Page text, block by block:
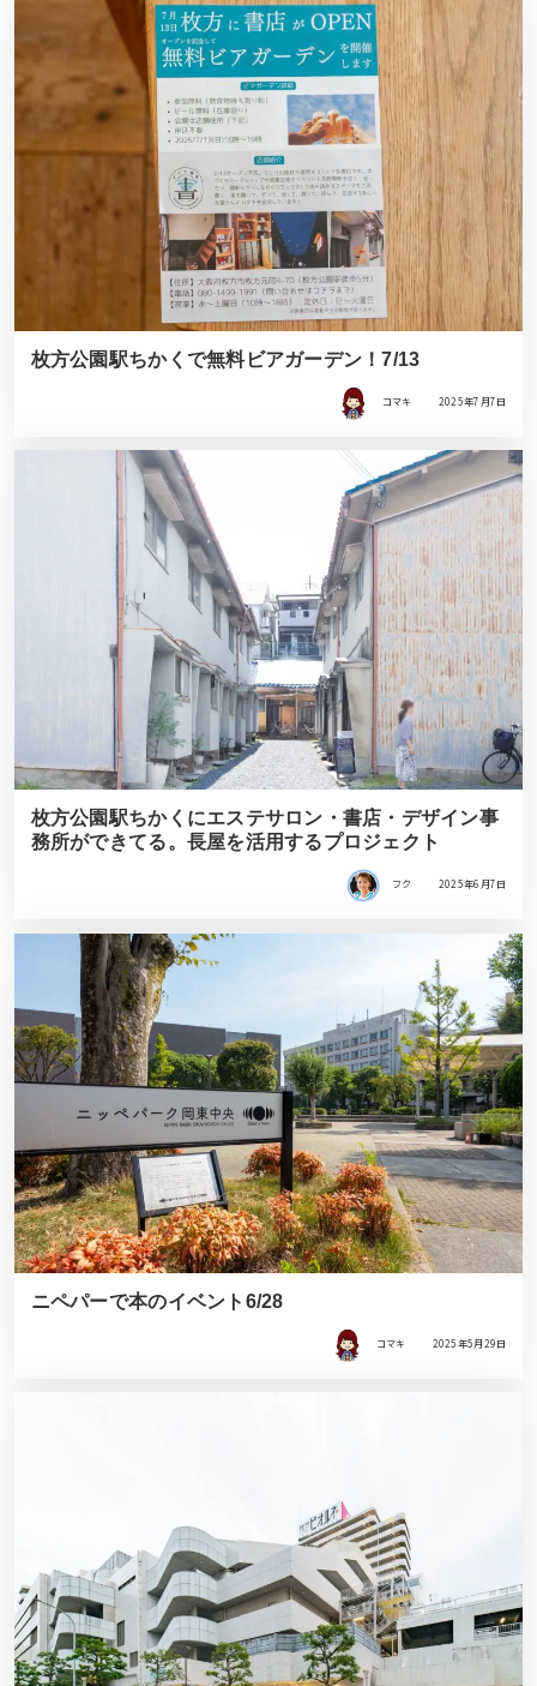
枚方公園駅ちかくで無料ビアガーデン！7/13
コマキ 2025年7月7日
枚方公園駅ちかくにエステサロン・書店・デザイン事
務所ができてる。長屋を活用するプロジェクト
フク 2025年6月7日
ニペパーで本のイベント6/28
コマキ 2025年5月29日